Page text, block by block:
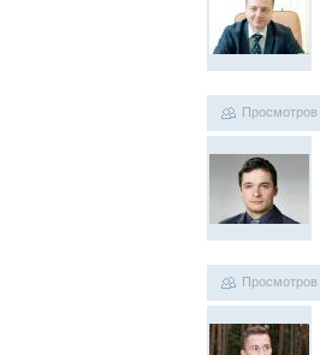
Просмотров
Просмотров